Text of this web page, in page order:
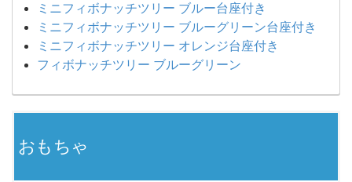
ミニフィボナッチツリー ブルー台座付き
ミニフィボナッチツリー ブルーグリーン台座付き
ミニフィボナッチツリー オレンジ台座付き
フィボナッチツリー ブルーグリーン
おもちゃ